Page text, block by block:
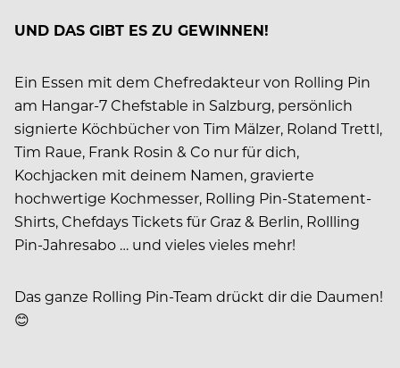
UND DAS GIBT ES ZU GEWINNEN!
Ein Essen mit dem Chefredakteur von Rolling Pin
am Hangar-7 Chefstable in Salzburg, persönlich
signierte Köchbücher von Tim Mälzer, Roland Trettl,
Tim Raue, Frank Rosin & Co nur für dich,
Kochjacken mit deinem Namen, gravierte
hochwertige Kochmesser, Rolling Pin-Statement-
Shirts, Chefdays Tickets für Graz & Berlin, Rollling
Pin-Jahresabo … und vieles vieles mehr!
Das ganze Rolling Pin-Team drückt dir die Daumen!
😊